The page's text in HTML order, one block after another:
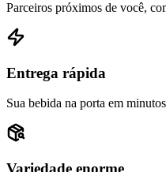
Parceiros próximos de você,
Entrega rápida
Sua bebida na porta em
Variedade enorme